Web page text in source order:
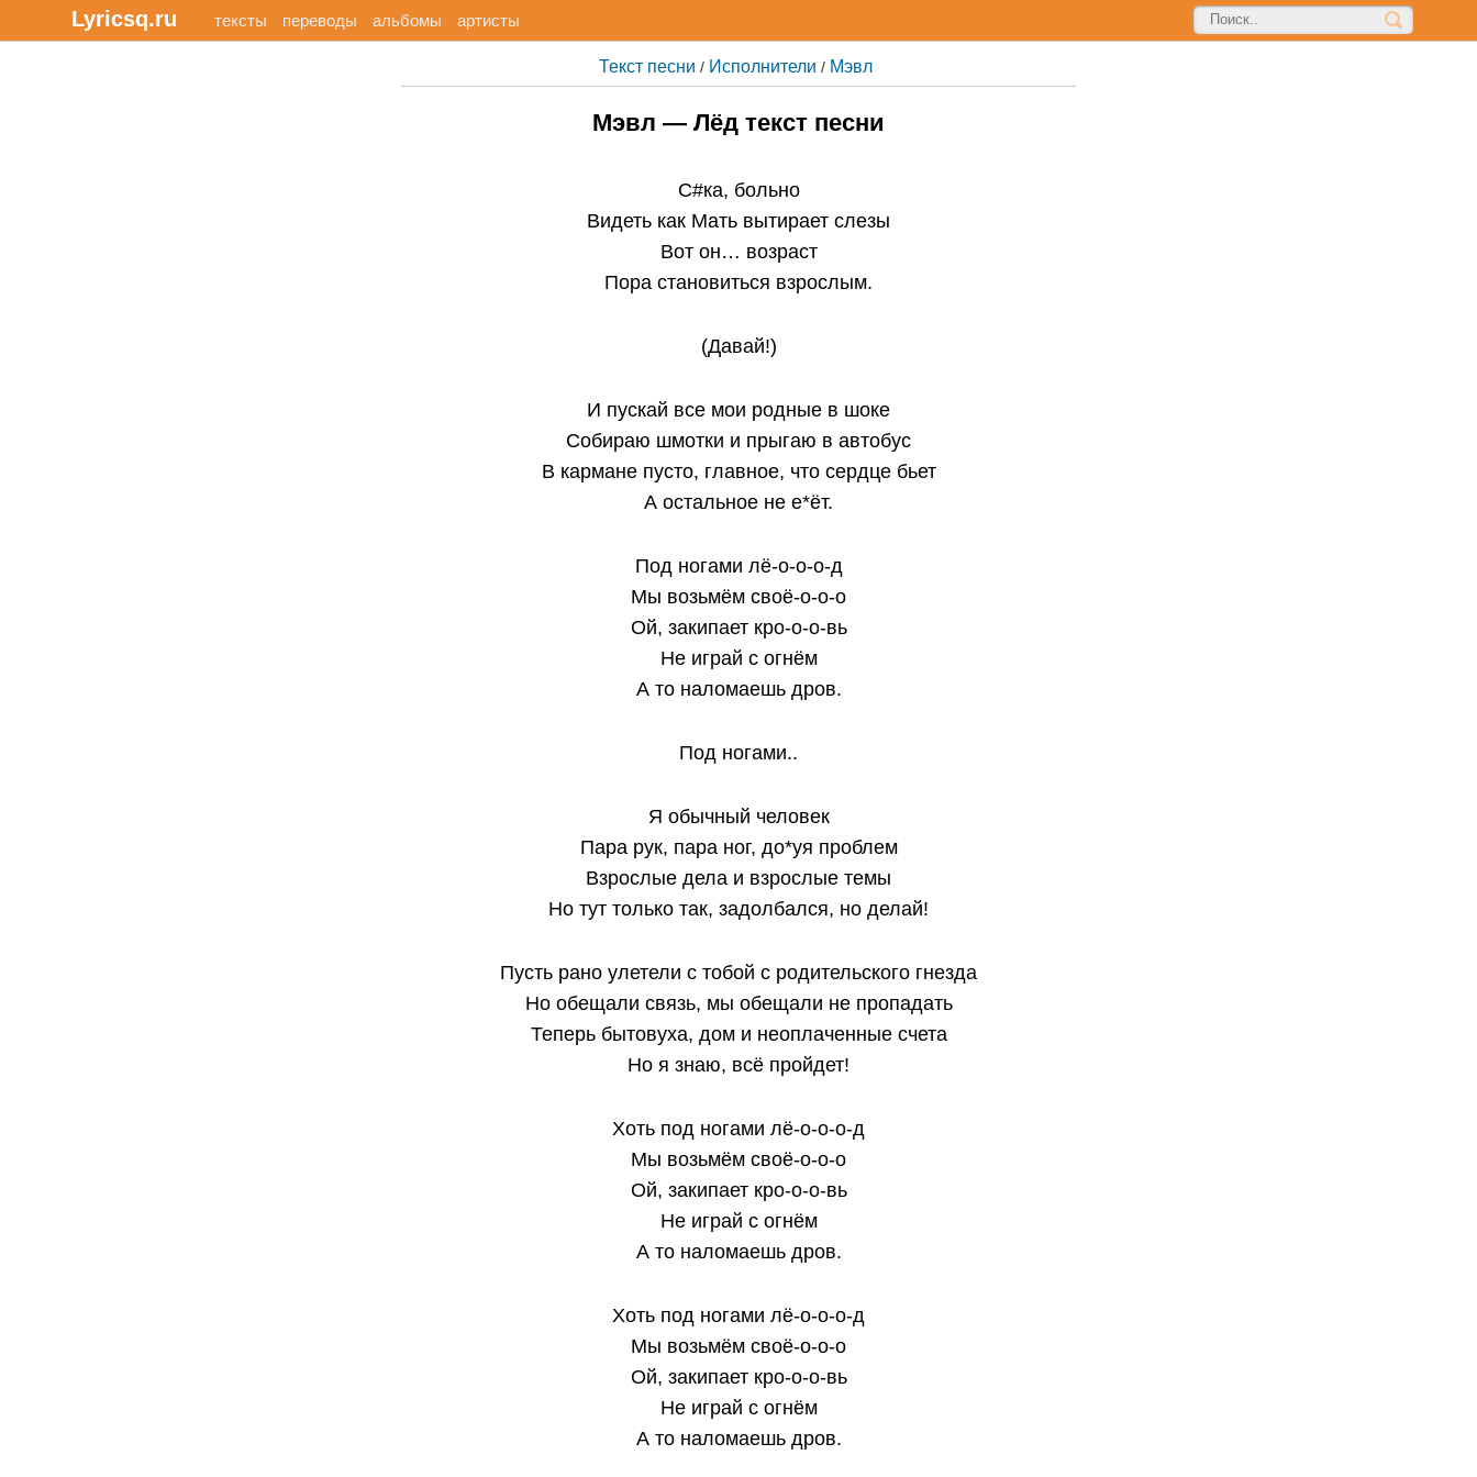
Lyricsq.ru тексты переводы альбомы артисты
Текст песни / Исполнители / Мэвл
Мэвл — Лёд текст песни
С#ка, больно
Видеть как Мать вытирает слезы
Вот он… возраст
Пора становиться взрослым.
(Давай!)
И пускай все мои родные в шоке
Собираю шмотки и прыгаю в автобус
В кармане пусто, главное, что сердце бьет
А остальное не е*ёт.
Под ногами лё-о-о-о-д
Мы возьмём своё-о-о-о
Ой, закипает кро-о-о-вь
Не играй с огнём
А то наломаешь дров.
Под ногами..
Я обычный человек
Пара рук, пара ног, до*уя проблем
Взрослые дела и взрослые темы
Но тут только так, задолбался, но делай!
Пусть рано улетели с тобой с родительского гнезда
Но обещали связь, мы обещали не пропадать
Теперь бытовуха, дом и неоплаченные счета
Но я знаю, всё пройдет!
Хоть под ногами лё-о-о-о-д
Мы возьмём своё-о-о-о
Ой, закипает кро-о-о-вь
Не играй с огнём
А то наломаешь дров.
Хоть под ногами лё-о-о-о-д
Мы возьмём своё-о-о-о
Ой, закипает кро-о-о-вь
Не играй с огнём
А то наломаешь дров.